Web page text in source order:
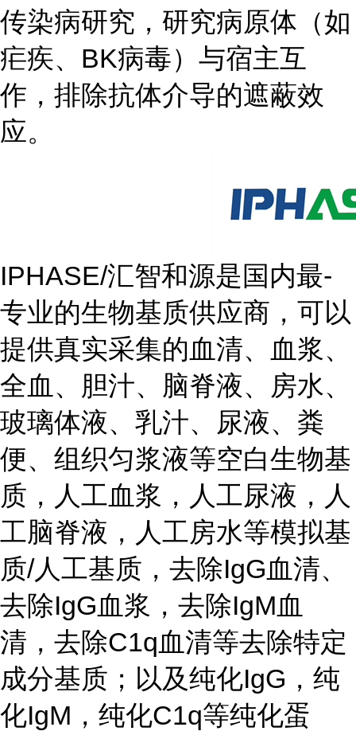
传染病研究，研究病原体（如
疟疾、BK病毒）与宿主互
作，排除抗体介导的遮蔽效
应。
IPHASE/汇智和源是国内最-
专业的生物基质供应商，可以
提供真实采集的血清、血浆、
全血、胆汁、脑脊液、房水、
玻璃体液、乳汁、尿液、粪
便、组织匀浆液等空白生物基
质，人工血浆，人工尿液，人
工脑脊液，人工房水等模拟基
质/人工基质，去除IgG血清、
去除IgG血浆，去除IgM血
清，去除C1q血清等去除特定
成分基质；以及纯化IgG，纯
化IgM，纯化C1q等纯化蛋